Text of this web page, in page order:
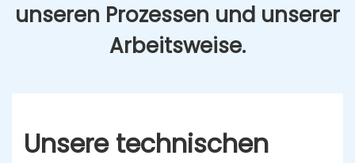
unse­ren Pro­zes­sen und unse­rer
Arbeits­wei­se.
Unse­re tech­ni­schen